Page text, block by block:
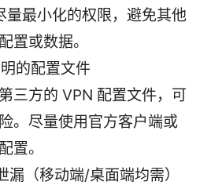
量最小化的权限，避免其他
置或数据。
的配置文件
三方的 VPN 配置文件，可
。尽量使用官方客户端或
置。
漏（移动端/桌面端均需）